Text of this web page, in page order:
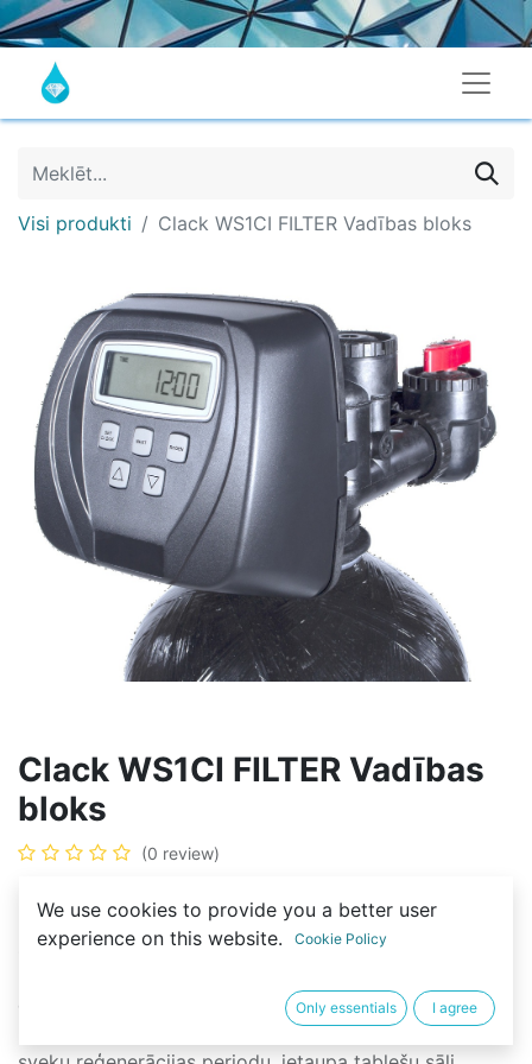
Visi produkti Clack WS1CI FILTER Vadības bloks
Clack WS1CI FILTER Vadības
bloks
(0 review)
(komplekts) ir paredzēts ūdens mīkstināšanas
sistēmām.
elektronisko ūdens skaitītāju ļauj kvalitatīvi mīkstināt
ūdeni, automātiski bez kļūdām izvēlas jonu apmaiņas
We use cookies to provide you a better user
experience on this website.
Cookie Policy
Only essentials I agree